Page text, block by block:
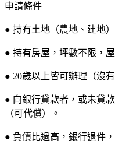
申請條件
● 持有土地（農地、建地
● 持有房屋，坪數不限，
● 20歲以上皆可辦理（沒
● 向銀行貸款者，或未貸
（可代償）。
● 負債比過高，銀行退件